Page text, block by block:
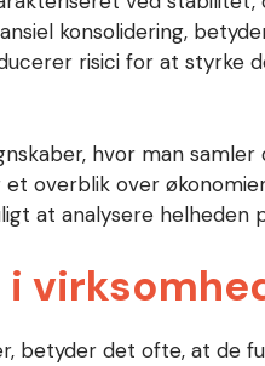
konsolidering,
risici for at styrke
hvor man
overblik over
at analysere helheden
betyder det ofte, at de